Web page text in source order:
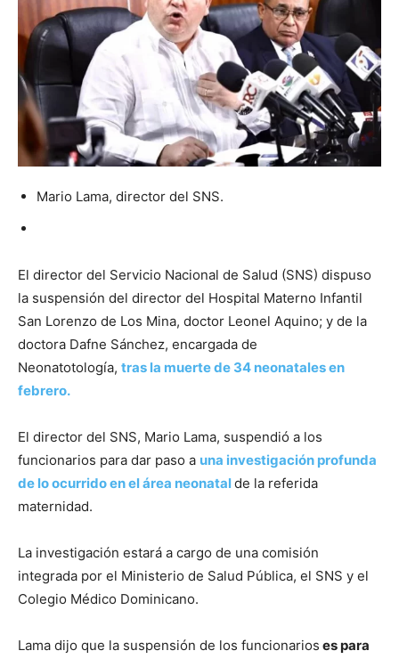
Mario Lama, director del SNS.
El director del Servicio Nacional de Salud (SNS) dispuso
la suspensión del director del Hospital Materno Infantil
San Lorenzo de Los Mina, doctor Leonel Aquino; y de la
doctora Dafne Sánchez, encargada de
Neonatotología, tras la muerte de 34 neonatales en
febrero.
El director del SNS, Mario Lama, suspendió a los
funcionarios para dar paso a una investigación profunda
de lo ocurrido en el área neonatalde la referida
maternidad.
La investigación estará a cargo de una comisión
integrada por el Ministerio de Salud Pública, el SNS y el
Colegio Médico Dominicano.
Lama dijo que la suspensión de los funcionarios es para